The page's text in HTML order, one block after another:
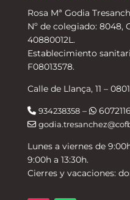
Rosa Mª Godia
Nº de colegiado: 8048,
40880012L.
Establecimiento
F08013578.
Calle de Llança, 11 –
934238358–
Lunes a viernes de
9:00h a 13:30h.
Cierres y vacaciones: